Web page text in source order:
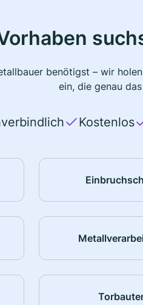
benötigst – wir
ein, die genau
Kostenlos